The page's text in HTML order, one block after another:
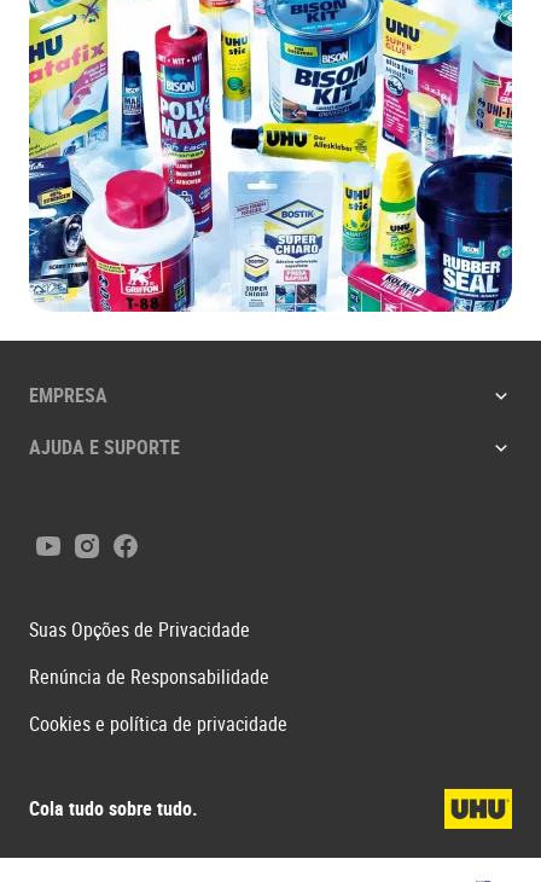
EMPRESA
AJUDA E SUPORTE
Cola tudo sobre tudo.
YoutubeInstagram
Facebook
Suas Opções de Privacidade
Renúncia de Responsabilidade
Cookies e política de privacidade